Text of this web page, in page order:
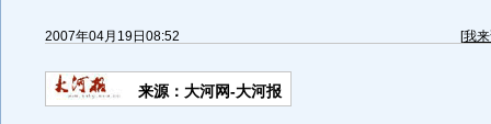
2007年04月19日08:52 [我
来源：大河网-大河报